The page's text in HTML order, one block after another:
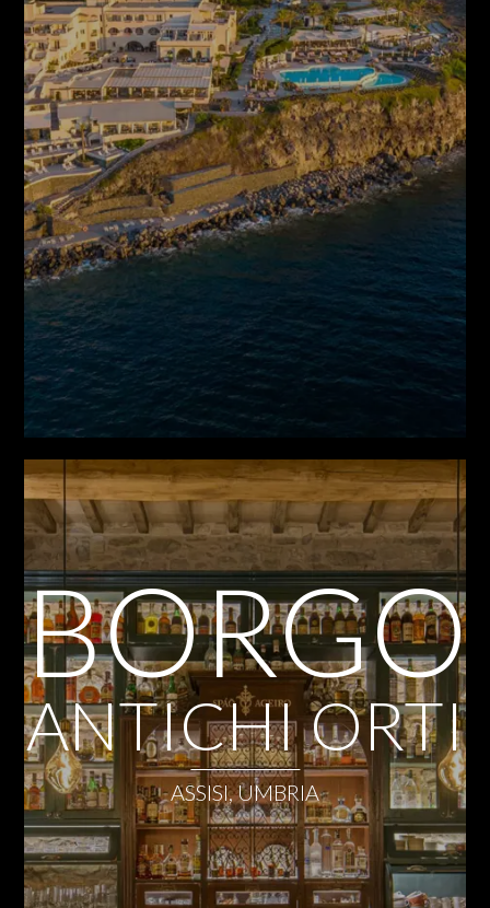
BORGO
ANTICHI ORTI
ASSISI, UMBRIA